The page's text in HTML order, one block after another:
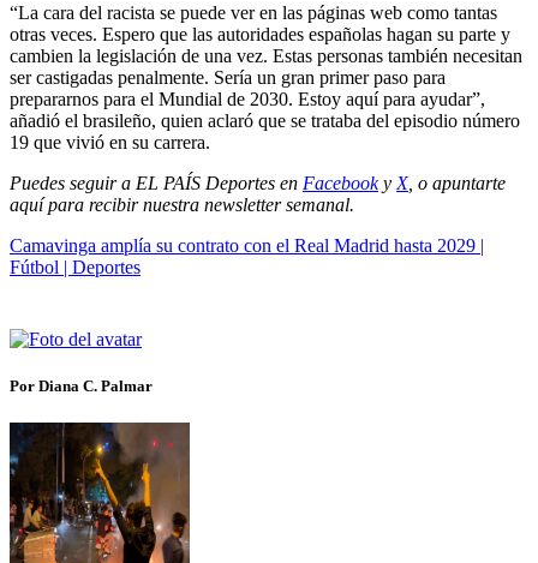
“La cara del racista se puede ver en las páginas web como tantas
otras veces. Espero que las autoridades españolas hagan su parte y
cambien la legislación de una vez. Estas personas también necesitan
ser castigadas penalmente. Sería un gran primer paso para
prepararnos para el Mundial de 2030. Estoy aquí para ayudar”,
añadió el brasileño, quien aclaró que se trataba del episodio número
19 que vivió en su carrera.
Puedes seguir a EL PAÍS Deportes en Facebooky X, o apuntarte
aquí para recibirnuestra newsletter semanal.
Camavinga amplía su contrato con el Real Madrid hasta 2029 |
Fútbol | Deportes
Por Diana C. Palmar